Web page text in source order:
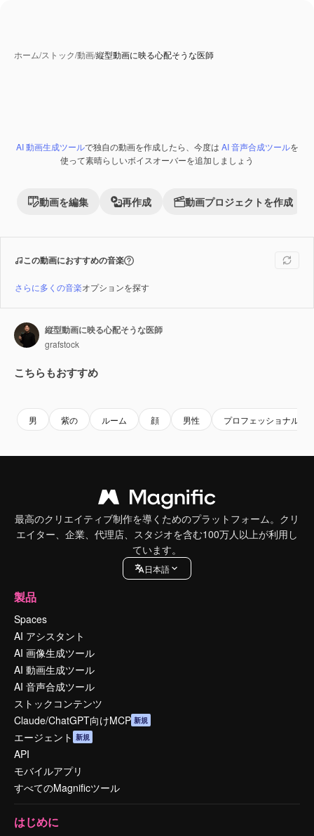
ホーム/ストック/動画/縦型動画に映る心配そうな医師
Premium
AI 動画生成ツールで独自の動画を作成したら、今度は AI 音声合成ツールを
使って素晴らしいボイスオーバーを追加しましょう
動画を編集 再作成 動画プロジェクトを作成
この動画におすすめの音楽
さらに多くの音楽オプションを探す
縦型動画に映る心配そうな医師
grafstock
こちらもおすすめ
男 紫の ルーム 顔 男性 プロフェッショナル
最高のクリエイティブ制作を導くためのプラットフォーム。クリ
エイター、企業、代理店、スタジオを含む100万人以上が利用し
ています。
日本語
製品
Spaces
AI アシスタント
AI 画像生成ツール
AI 動画生成ツール
AI 音声合成ツール
ストックコンテンツ
Claude/ChatGPT向けMCP 新規
エージェント 新規
API
モバイルアプリ
すべてのMagnificツール
はじめに